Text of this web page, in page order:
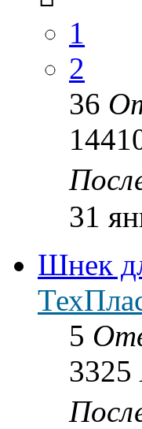
1
2
36
31
Шнек
5
3325